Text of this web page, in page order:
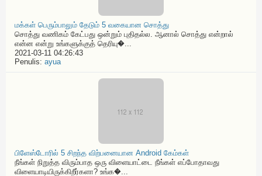
மக்கள் பெரும்பாலும் தேடும் 5 வகையான சொத்து
சொத்து வணிகம் கேட்பது ஒன்றும் புதிதல்ல. ஆனால் சொத்து என்றால்
என்ன என்று உங்களுக்குத் தெரியு�...
2021-03-11 04:26:43
Penulis: ayua
பிளேஸ்டோரில் 5 சிறந்த விற்பனையான Android கேம்கள்
நீங்கள் நிறுத்த விரும்பாத ஒரு விளையாட்டை நீங்கள் எப்போதாவது
விளையாடியிருக்கிறீர்களா? உங்க�...